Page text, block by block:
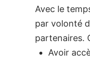
Avec le
par volonté
partenaires.
Avoir